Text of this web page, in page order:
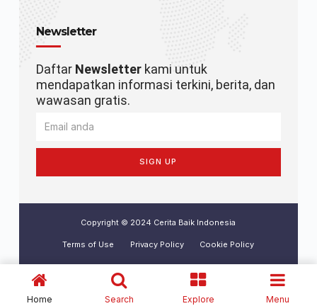
Newsletter
Daftar Newsletterkami untuk
mendapatkan informasi terkini, berita, dan
wawasan gratis.
SIGN UP
Copyright © 2024 Cerita Baik Indonesia
Terms of Use Privacy Policy Cookie Policy
Home Search Explore Menu